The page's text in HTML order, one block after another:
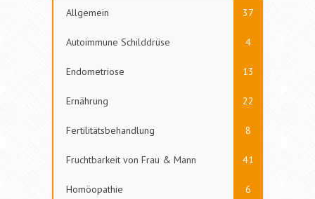
Allgemein 37
Autoimmune Schilddrüse 4
Endometriose 13
Ernährung 22
Fertilitätsbehandlung 8
Fruchtbarkeit von Frau & Mann 41
Homöopathie 6